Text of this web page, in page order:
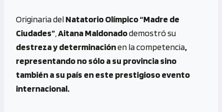
Originaria delNatatorio Olímpico “Madre de
Ciudades” Aitana Maldonadodemostró su
destreza y determinaciónen la competencia,
representando no sólo a su provincia sino
también a su país en este prestigioso evento
internacional.